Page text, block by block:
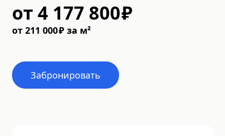
от 4 177 800₽
от 211 000₽ за м²
Забронировать